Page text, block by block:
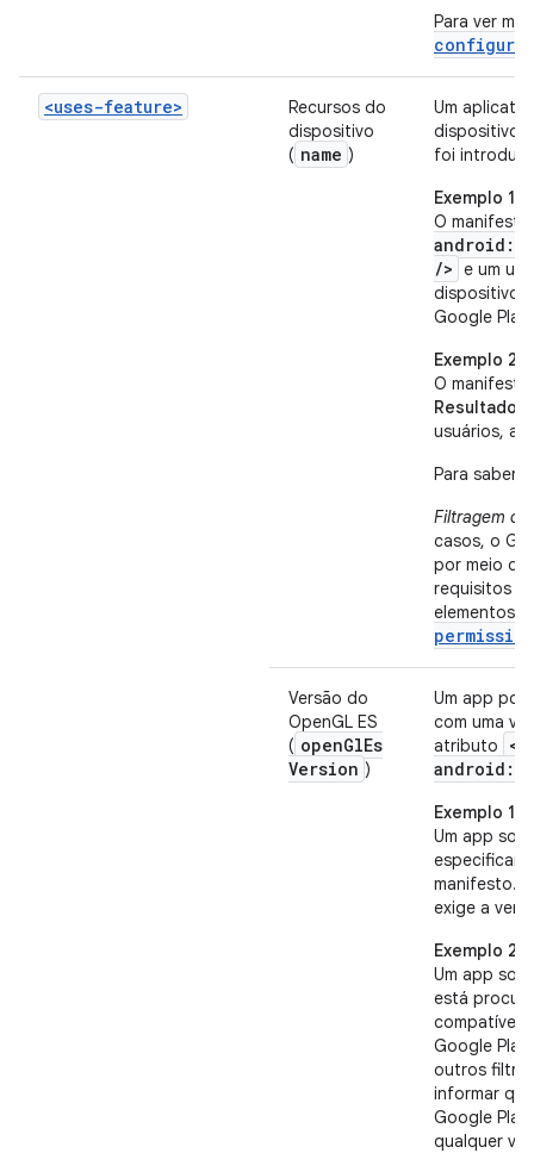
Para ver
<uses-feature>
Recursos do
dispositivo
( name )
Um
dispositivo
foi
Exemplo 1
O
/> e um
dispositivo
Google
Exemplo 2
O
Resultado:
usuários, a
Para saber
Filtragem
casos, o
por meio
requisitos
elementos
Versão do
OpenGL ES
( openGlEs
Version )
Um app
com uma
atributo
Exemplo 1
Um app
manifesto.
exige a
Exemplo 2
Um app
está
compatível
Google
outros
informar
Google
qualquer